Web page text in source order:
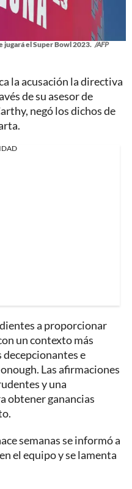
jugará el Super Bowl 2023. /AFP
la acusación la directiva
de su asesor de
negó los dichos de
a proporcionar
un contexto más
decepcionantes e
Las afirmaciones
y una
obtener ganancias
semanas se informó a
el equipo y se lamenta